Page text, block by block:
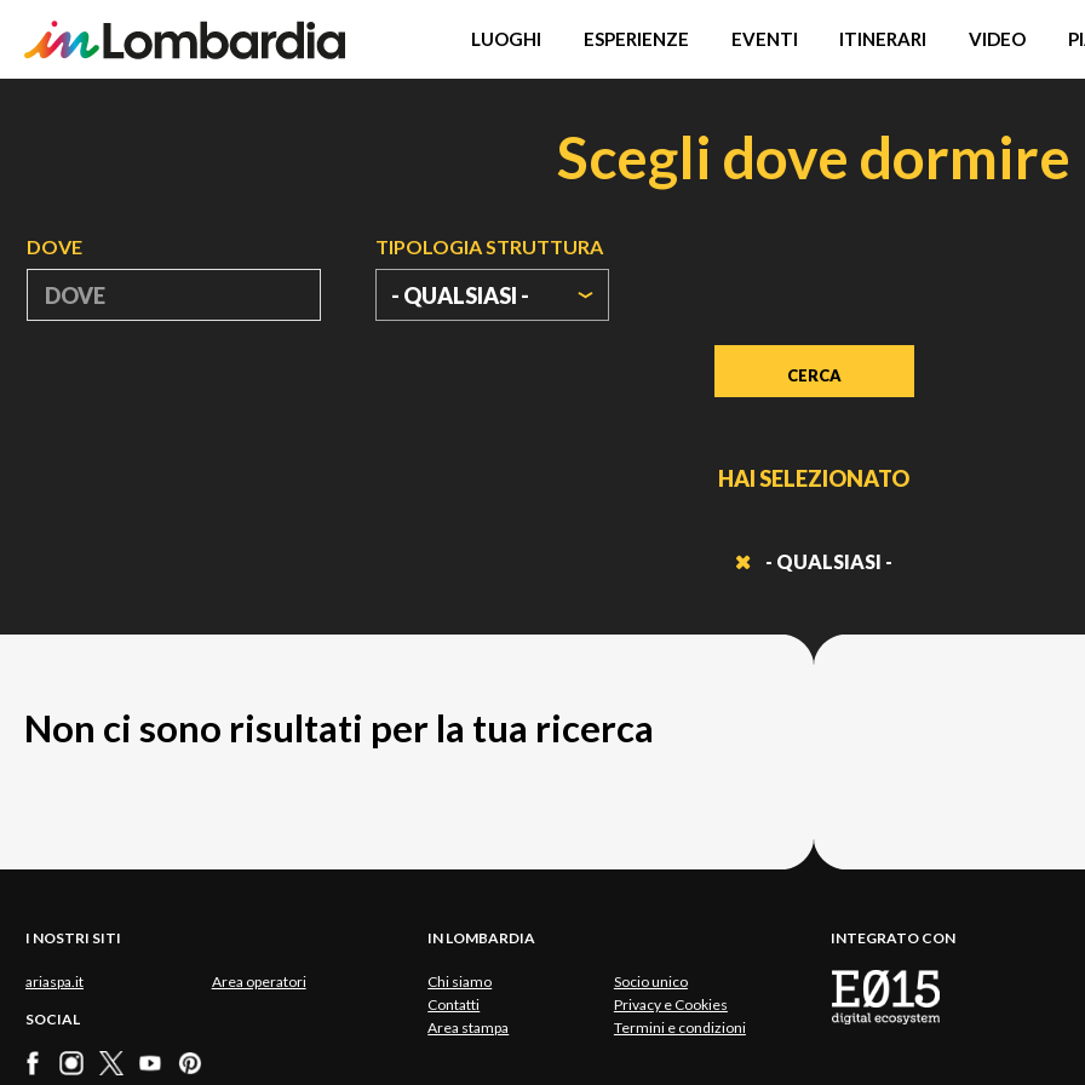
LUOGHI ESPERIENZE EVENTI ITINERARI VIDEO
Scegli dove dormire
DOVE TIPOLOGIA STRUTTURA
- QUALSIASI -
HAI SELEZIONATO
- QUALSIASI -
Non ci sono risultati per la tua ricerca
I NOSTRI SITI
ariaspa.it Area operatori
SOCIAL
IN LOMBARDIA
Chi siamo
Socio unico
Contatti
Privacy e Cookies
Area stampa
Termini e condizioni
INTEGRATO CON